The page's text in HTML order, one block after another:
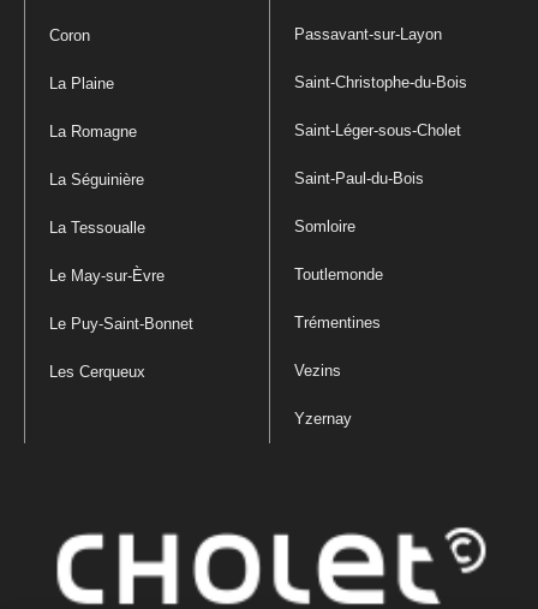
Coron
La Plaine
La Romagne
La Séguinière
La Tessoualle
Le May-sur-Èvre
Le Puy-Saint-Bonnet
Les Cerqueux
Passavant-sur-Layon
Saint-Christophe-du-Bois
Saint-Léger-sous-Cholet
Saint-Paul-du-Bois
Somloire
Toutlemonde
Trémentines
Vezins
Yzernay